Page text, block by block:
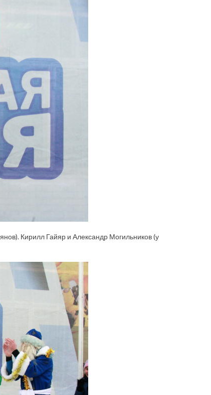
Кирилл Гайяр и Александр Могильников (у